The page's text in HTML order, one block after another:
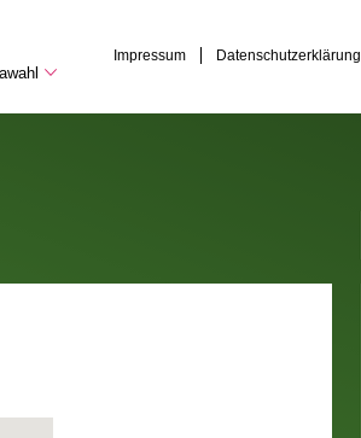
Impressum Datenschutzerklärung